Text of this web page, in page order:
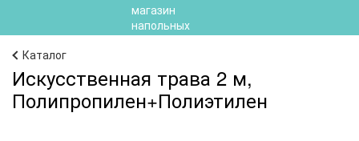
Каталог
Искусственная трава 2 м,
Полипропилен+Полиэтилен